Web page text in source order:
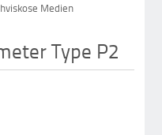
Medien
Type P2